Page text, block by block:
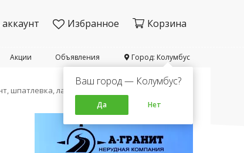
Избранное Корзина
Город: Колумбус
Ваш город — Колумбус?
Да Нет
Объявления
Акции
шпатлевка, лак